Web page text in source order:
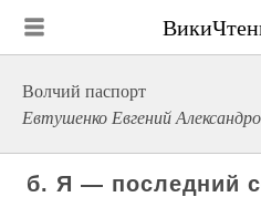
Волчий паспорт
Евтушенко Евгений
б. Я — последний